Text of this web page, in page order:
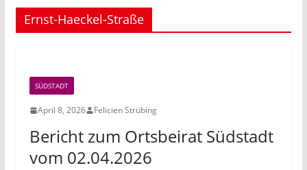
Ernst-Haeckel-Straße
SÜDSTADT
April 8, 2026 Felicien Strübing
Bericht zum Ortsbeirat Südstadt
vom 02.04.2026